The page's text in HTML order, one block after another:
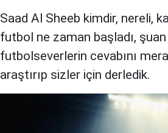
Saad Al Sheeb kimdir, nereli,
futbol ne zaman başladı,
futbolseverlerin cevabını
araştırıp sizler için derledik.